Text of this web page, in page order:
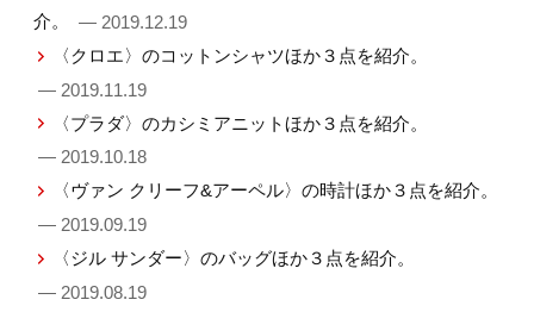
介。
— 2019.12.19
〈クロエ〉のコットンシャツほか３点を紹介。
— 2019.11.19
〈プラダ〉のカシミアニットほか３点を紹介。
— 2019.10.18
〈ヴァン クリーフ&アーペル〉の時計ほか３点を紹介。
— 2019.09.19
〈ジル サンダー〉のバッグほか３点を紹介。
— 2019.08.19